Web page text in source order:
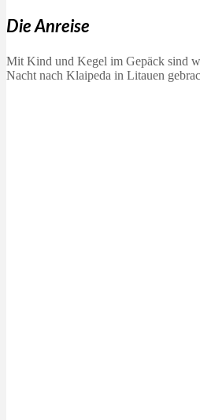
Die Anreise
Mit Kind und Kegel im Gepäck sind
Nacht nach Klaipeda in Litauen